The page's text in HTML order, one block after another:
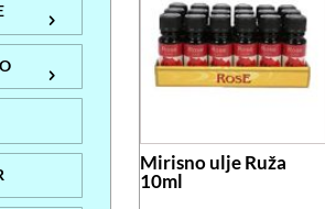
Mirisno ulje Ruža
10ml